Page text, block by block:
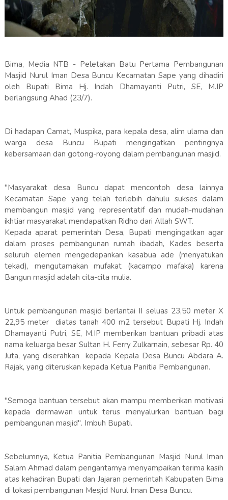
Bima, Media NTB - Peletakan Batu Pertama Pembangunan
Masjid Nurul Iman Desa Buncu Kecamatan Sape yang dihadiri
oleh Bupati Bima Hj. Indah Dhamayanti Putri, SE, M.IP
berlangsung Ahad (23/7).
Di hadapan Camat, Muspika, para kepala desa, alim ulama dan
warga desa Buncu Bupati mengingatkan pentingnya
kebersamaan dan gotong-royong dalam pembangunan masjid.
"Masyarakat desa Buncu dapat mencontoh desa lainnya
Kecamatan Sape yang telah terlebih dahulu sukses dalam
membangun masjid yang representatif dan mudah-mudahan
ikhtiar masyarakat mendapatkan Ridho dari Allah SWT.
Kepada aparat pemerintah Desa, Bupati mengingatkan agar
dalam proses pembangunan rumah ibadah, Kades beserta
seluruh elemen mengedepankan kasabua ade (menyatukan
tekad), mengutamakan mufakat (kacampo mafaka) karena
Bangun masjid adalah cita-cita mulia.
Untuk pembangunan masjid berlantai II seluas 23,50 meter X
22,95 meter diatas tanah 400 m2 tersebut Bupati Hj. Indah
Dhamayanti Putri, SE, M.IP memberikan bantuan pribadi atas
nama keluarga besar Sultan H. Ferry Zulkarnain, sebesar Rp. 40
Juta, yang diserahkan kepada Kepala Desa Buncu Abdara A.
Rajak, yang diteruskan kepada Ketua Panitia Pembangunan.
"Semoga bantuan tersebut akan mampu memberikan motivasi
kepada dermawan untuk terus menyalurkan bantuan bagi
pembangunan masjid". Imbuh Bupati.
Sebelumnya, Ketua Panitia Pembangunan Masjid Nurul Iman
Salam Ahmad dalam pengantarnya menyampaikan terima kasih
atas kehadiran Bupati dan Jajaran pemerintah Kabupaten Bima
di lokasi pembangunan Mesjid Nurul Iman Desa Buncu.